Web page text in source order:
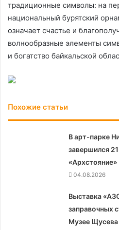
традиционные символы: на
национальный бурятский
означает счастье и
волнообразные элементы
и богатство байкальской
Похожие статьи
В арт-парке
завершился
«Архстояние»
04.08.2026
Выставка
заправочных
Музее Щусева